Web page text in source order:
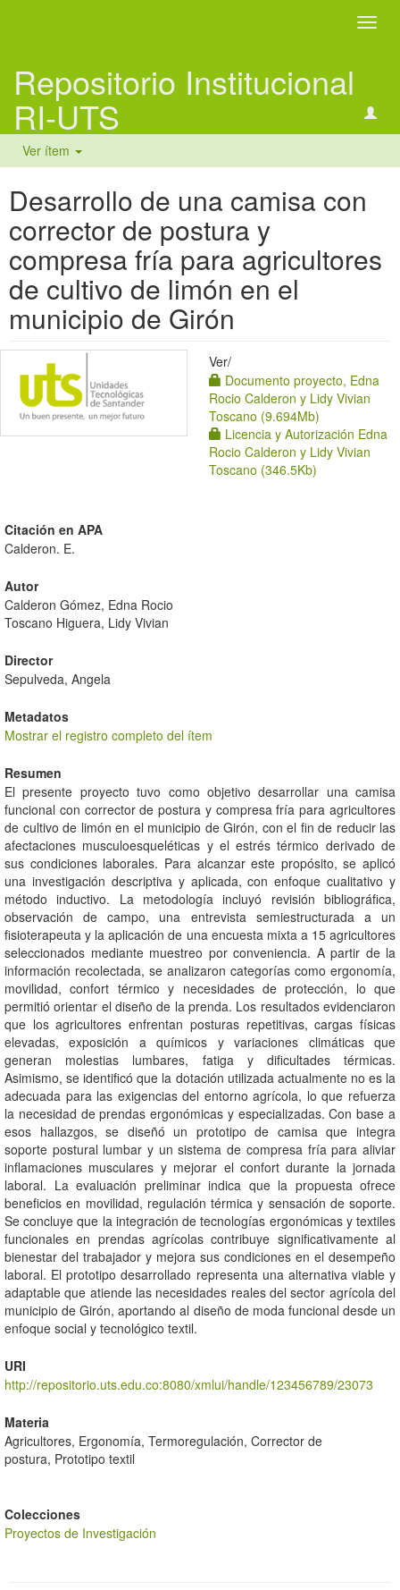
Repositorio Institucional
RI-UTS
Ver ítem
Desarrollo de una camisa con
corrector de postura y
compresa fría para agricultores
de cultivo de limón en el
municipio de Girón
Ver/
Documento proyecto, Edna
Rocio Calderon y Lidy Vivian
Toscano (9.694Mb)
Licencia y Autorización Edna
Rocio Calderon y Lidy Vivian
Toscano (346.5Kb)
Citación en APA
Calderon. E.
Autor
Calderon Gómez, Edna Rocio
Toscano Higuera, Lidy Vivian
Director
Sepulveda, Angela
Metadatos
Mostrar el registro completo del ítem
Resumen
El presente proyecto tuvo como objetivo desarrollar una camisa
funcional con corrector de postura y compresa fría para agricultores
de cultivo de limón en el municipio de Girón, con el fin de reducir las
afectaciones musculoesqueléticas y el estrés térmico derivado de
sus condiciones laborales. Para alcanzar este propósito, se aplicó
una investigación descriptiva y aplicada, con enfoque cualitativo y
método inductivo. La metodología incluyó revisión bibliográfica,
observación de campo, una entrevista semiestructurada a un
fisioterapeuta y la aplicación de una encuesta mixta a 15 agricultores
seleccionados mediante muestreo por conveniencia. A partir de la
información recolectada, se analizaron categorías como ergonomía,
movilidad, confort térmico y necesidades de protección, lo que
permitió orientar el diseño de la prenda. Los resultados evidenciaron
que los agricultores enfrentan posturas repetitivas, cargas físicas
elevadas, exposición a químicos y variaciones climáticas que
generan molestias lumbares, fatiga y dificultades térmicas.
Asimismo, se identificó que la dotación utilizada actualmente no es la
adecuada para las exigencias del entorno agrícola, lo que refuerza
la necesidad de prendas ergonómicas y especializadas. Con base a
esos hallazgos, se diseñó un prototipo de camisa que integra
soporte postural lumbar y un sistema de compresa fría para aliviar
inflamaciones musculares y mejorar el confort durante la jornada
laboral. La evaluación preliminar indica que la propuesta ofrece
beneficios en movilidad, regulación térmica y sensación de soporte.
Se concluye que la integración de tecnologías ergonómicas y textiles
funcionales en prendas agrícolas contribuye significativamente al
bienestar del trabajador y mejora sus condiciones en el desempeño
laboral. El prototipo desarrollado representa una alternativa viable y
adaptable que atiende las necesidades reales del sector agrícola del
municipio de Girón, aportando al diseño de moda funcional desde un
enfoque social y tecnológico textil.
URI
http://repositorio.uts.edu.co:8080/xmlui/handle/123456789/23073
Materia
Agricultores, Ergonomía, Termoregulación, Corrector de
postura, Prototipo textil
Colecciones
Proyectos de Investigación